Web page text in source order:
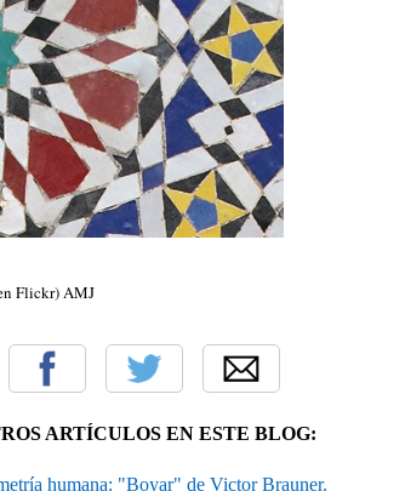
Flickr) AMJ
ARTÍCULOS EN ESTE BLOG:
humana: "Boyar" de Victor Brauner.